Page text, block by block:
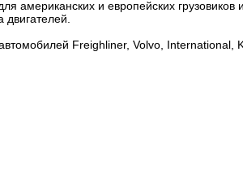
американских и европейских грузовиков
Freighliner, Volvo, International,